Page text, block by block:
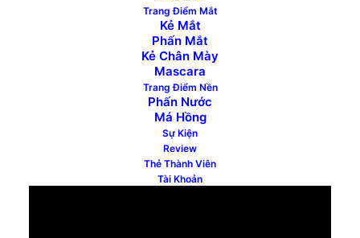
Trang Điểm Mắt
Kẻ Mắt
Phấn Mắt
Kẻ Chân Mày
Mascara
Trang Điểm Nền
Phấn Nước
Má Hồng
Sự Kiện
Review
Thẻ Thành Viên
Tài Khoản
Bbia Last Velvet Lip Tint - Ver Asia | Swatch